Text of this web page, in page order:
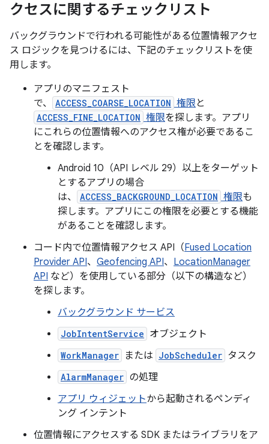
クセスに関するチェックリスト
バックグラウンドで行われる可能性がある位置情報アクセ
ス ロジックを見つけるには、下記のチェックリストを使
用します。
アプリのマニフェスト
で、
ACCESS_COARSE_LOCATION 権限 と
ACCESS_FINE_LOCATION 権限を探します。アプリ
にこれらの位置情報へのアクセス権が必要であるこ
とを確認します。
Android 10（API レベル 29）以上をターゲット
とするアプリの場合
は、
ACCESS_BACKGROUND_LOCATION 権限も
探します。アプリにこの権限を必要とする機能
があることを確認します。
コード内で位置情報アクセス API（Fused Location
Provider API、 Geofencing API、 LocationManager
API など）を使用している部分（以下の構造など）
を探します。
バックグラウンド サービス
JobIntentService オブジェクト
WorkManager または JobScheduler タスク
AlarmManager の処理
アプリ ウィジェットから起動されるペンディ
ング インテント
位置情報にアクセスする SDK またはライブラリをア